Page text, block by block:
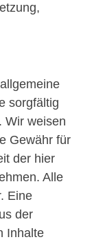
sorgfältig
Wir weisen
Gewähr für
der hier
Alle
Eine
der
Inhalte